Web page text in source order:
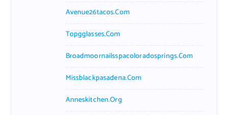
Avenue26tacos.com
Topgglasses.com
Broadmoornailsspacoloradosprings.com
Missblackpasadena.com
Anneskitchen.org